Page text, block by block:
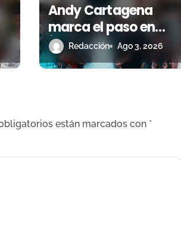
Andy Cartagena
marca el paso en
Íscar con una nueva
tarde de triunfo
Redacción Ago 3, 2026
están marcados con *